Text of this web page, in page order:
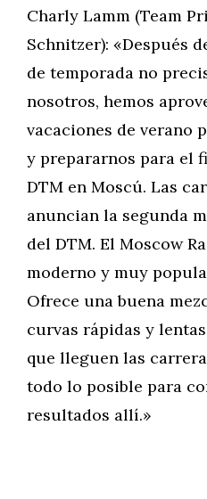
Charly Lamm (Team
Schnitzer): «Después
de temporada no
nosotros, hemos
vacaciones de verano
y prepararnos para el
DTM en Moscú. Las
anuncian la segunda
del DTM. El Moscow
moderno y muy
Ofrece una buena
curvas rápidas y
que lleguen las
todo lo posible para
resultados allí.»